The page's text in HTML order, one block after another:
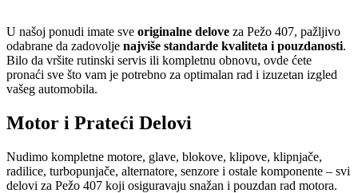
U našoj ponudi imate sve originalne delove za Pežo 407, pažljivo
odabrane da zadovolje najviše standarde kvaliteta i pouzdanosti.
Bilo da vršite rutinski servis ili kompletnu obnovu, ovde ćete
pronaći sve što vam je potrebno za optimalan rad i izuzetan izgled
vašeg automobila.
Motor i Prateći Delovi
Nudimo kompletne motore, glave, blokove, klipove, klipnjače,
radilice, turbopunjače, alternatore, senzore i ostale komponente – svi
delovi za Pežo 407 koji osiguravaju snažan i pouzdan rad motora.